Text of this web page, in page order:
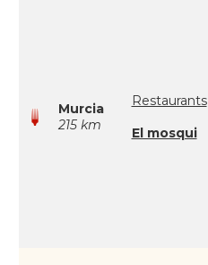
Murcia
215 km
Restaurants
El mosqui